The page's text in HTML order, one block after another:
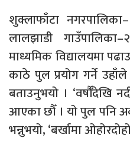
शुक्लाफाँटा
लालझाडी
माध्यमिक विद्यालयमा
काठे पुल प्रयोग गर्ने
बताउनुभयो । ‘वर्षौँदेखि
आएका छौँ । यो पुल पनि
भन्नुभयो, ‘बर्खामा